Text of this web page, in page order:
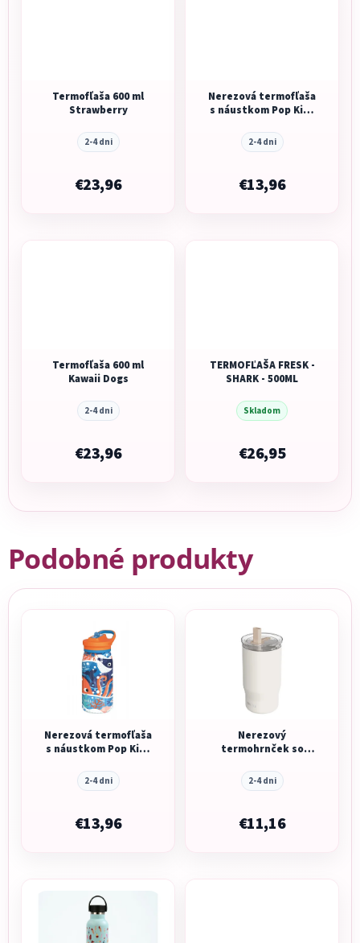
Termofľaša 600 ml
Strawberry
2-4 dni
€23,96
Nerezová termofľaša
s náustkom Pop Kids
ml
2-4 dni
€13,96
Termofľaša 600 ml
Kawaii Dogs
2-4 dni
€23,96
TERMOFĽAŠA FRESK -
SHARK - 500ML
Skladom
€26,95
Podobné produkty
Nerezová termofľaša
s náustkom Pop Kids
2-4 dni
€13,96
Nerezový
termohrnček so
720 ml
2-4 dni
€11,16